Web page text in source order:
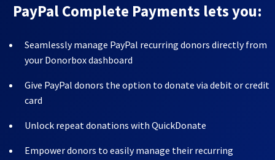
PayPal Complete Payments lets you:
Seamlessly manage PayPal recurring donors directly from
your Donorbox dashboard
Give PayPal donors the option to donate via debit or credit
card
Unlock repeat donations with QuickDonate
Empower donors to easily manage their recurring